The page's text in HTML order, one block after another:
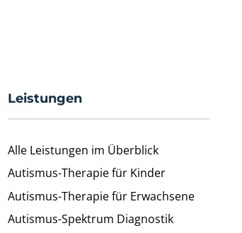
Leistungen
Alle Leistungen im Überblick
Autismus-Therapie für Kinder
Autismus-Therapie für Erwachsene
Autismus-Spektrum Diagnostik